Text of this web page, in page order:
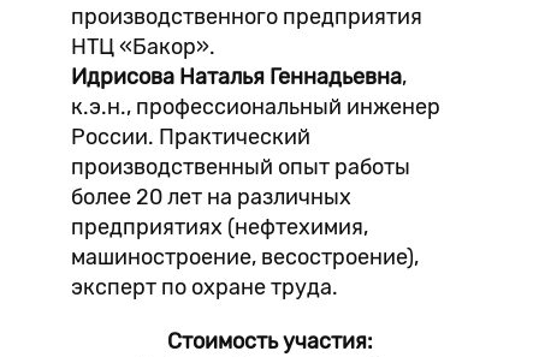
производственного предприятия
НТЦ «Бакор».
Идрисова Наталья Геннадьевна,
к.э.н., профессиональный инженер
России. Практический
производственный опыт работы
более 20 лет на различных
предприятиях (нефтехимия,
машиностроение, весостроение),
эксперт по охране труда.
Стоимость участия: